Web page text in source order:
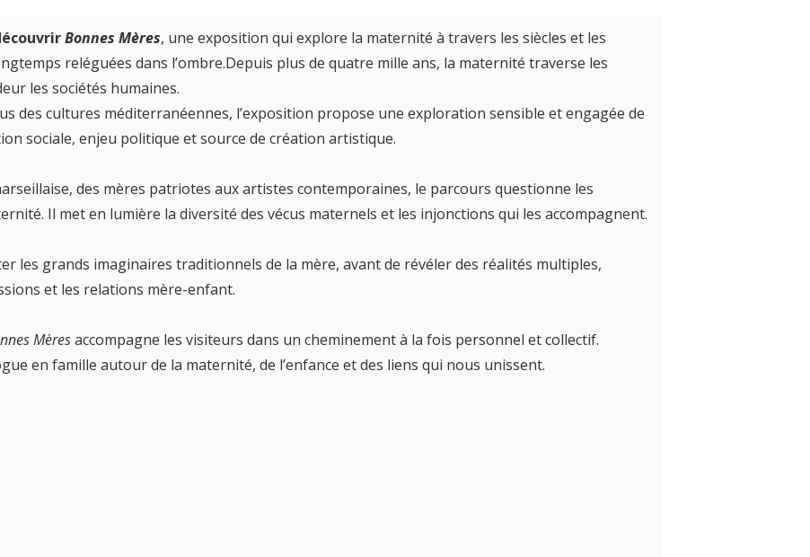
Bonnes Mères, une exposition qui explore la maternité à travers les siècles et les
reléguées dans l’ombre.Depuis plus de quatre mille ans, la maternité traverse les
les sociétés humaines.
des cultures méditerranéennes, l’exposition propose une exploration sensible et engagée de
sociale, enjeu politique et source de création artistique.
des mères patriotes aux artistes contemporaines, le parcours questionne les
Il met en lumière la diversité des vécus maternels et les injonctions qui les accompagnent.
les grands imaginaires traditionnels de la mère, avant de révéler des réalités multiples,
et les relations mère-enfant.
Mèresaccompagne les visiteurs dans un cheminement à la fois personnel et collectif.
en famille autour de la maternité, de l’enfance et des liens qui nous unissent.